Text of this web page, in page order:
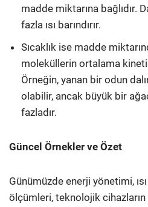
madde miktarına bağlıdır.
fazla ısı barındırır.
Sıcaklık ise madde
moleküllerin ortalama
Örneğin, yanan bir odun
olabilir, ancak büyük bir
fazladır.
Güncel Örnekler ve Özet
Günümüzde enerji yönetimi,
ölçümleri, teknolojik